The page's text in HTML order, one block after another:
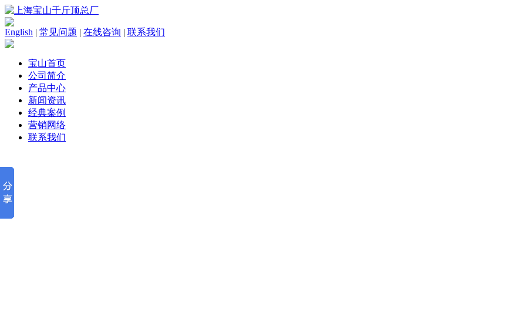
English | 常见问题 | 在线咨询 | 联系我们
宝山首页
公司简介
产品中心
新闻资讯
经典案例
营销网络
联系我们